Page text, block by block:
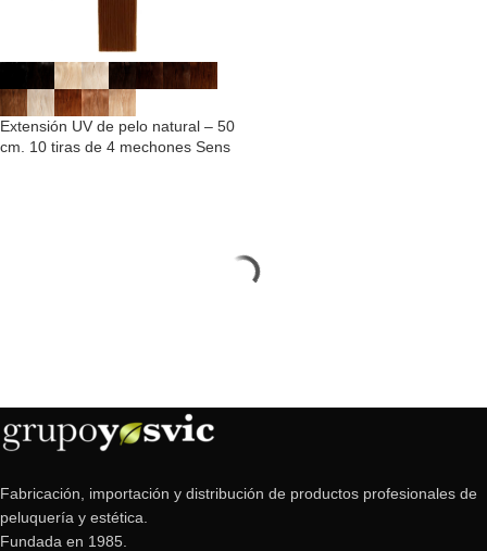
Extensión UV de pelo natural – 50
cm. 10 tiras de 4 mechones Sens
Fabricación, importación y distribución de productos profesionales de
peluquería y estética.
Fundada en 1985.